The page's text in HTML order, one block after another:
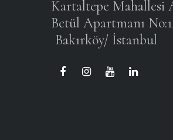
Kartaltepe Mahallesi
Betül Apartmanı
Bakırköy/ İstanbul